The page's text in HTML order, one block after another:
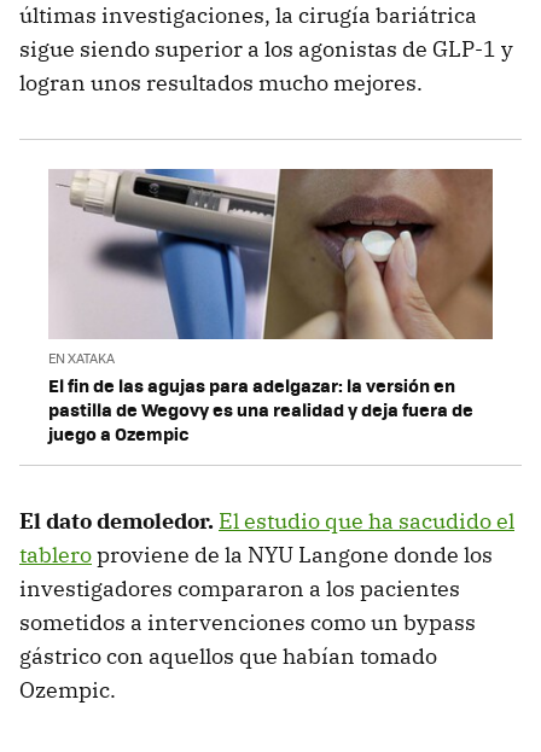
últimas investigaciones, la cirugía bariátrica
sigue siendo superior a los agonistas de GLP-1 y
logran unos resultados mucho mejores.
EN XATAKA
El fin de las agujas para adelgazar: la versión en
pastilla de Wegovy es una realidad y deja fuera de
juego a Ozempic
El dato demoledor. El estudio que ha sacudido el
tableroproviene de la NYU Langone donde los
investigadores compararon a los pacientes
sometidos a intervenciones como un bypass
gástrico con aquellos que habían tomado
Ozempic.